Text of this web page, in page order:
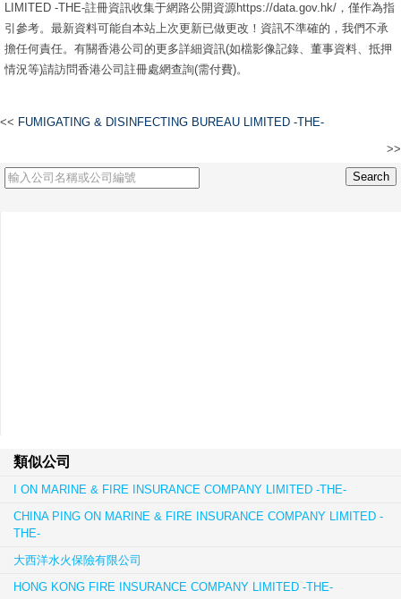
LIMITED -THE-註冊資訊收集于網路公開資源https://data.gov.hk/，僅作為指
引參考。最新資料可能自本站上次更新已做更改！資訊不準確的，我們不承
擔任何責任。有關香港公司的更多詳細資訊(如檔影像記錄、董事資料、抵押
情況等)請訪問香港公司註冊處網查詢(需付費)。
<< FUMIGATING & DISINFECTING BUREAU LIMITED -THE-
>>
類似公司
I ON MARINE & FIRE INSURANCE COMPANY LIMITED -THE-
CHINA PING ON MARINE & FIRE INSURANCE COMPANY LIMITED -
THE-
大西洋水火保險有限公司
HONG KONG FIRE INSURANCE COMPANY LIMITED -THE-